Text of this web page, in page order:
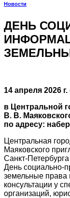
Новости
ДЕНЬ
14 апреля 2026
в Центральной
В. В.
по адресу:
Центральная
Маяковского
Санкт-
День социально-
земельные права
консультации у
организаций,